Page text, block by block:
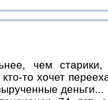
чем старики,
то хочет
деньги...